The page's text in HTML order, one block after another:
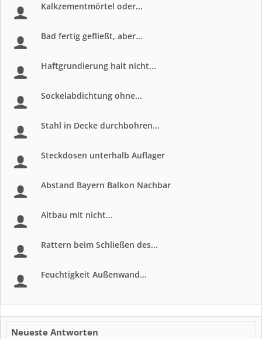
Kalkzementmörtel oder...
Bad fertig gefließt, aber...
Haftgrundierung halt nicht...
Sockelabdichtung ohne...
Stahl in Decke durchbohren...
Steckdosen unterhalb Auflager
Abstand Bayern Balkon Nachbar
Altbau mit nicht...
Rattern beim Schließen des...
Feuchtigkeit Außenwand...
Neueste Antworten